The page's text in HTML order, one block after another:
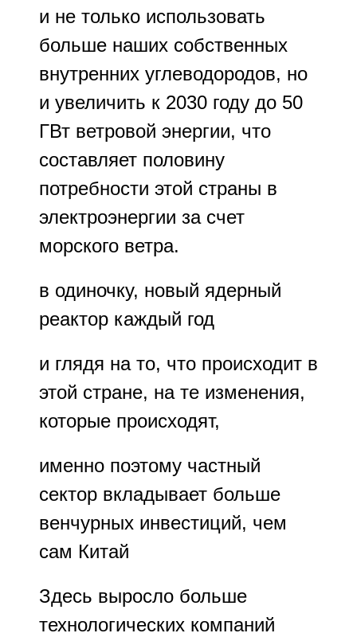
и не только использовать
больше наших собственных
внутренних углеводородов, но
и увеличить к 2030 году до 50
ГВт ветровой энергии, что
составляет половину
потребности этой страны в
электроэнергии за счет
морского ветра.
в одиночку, новый ядерный
реактор каждый год
и глядя на то, что происходит в
этой стране, на те изменения,
которые происходят,
именно поэтому частный
сектор вкладывает больше
венчурных инвестиций, чем
сам Китай
Здесь выросло больше
технологических компаний